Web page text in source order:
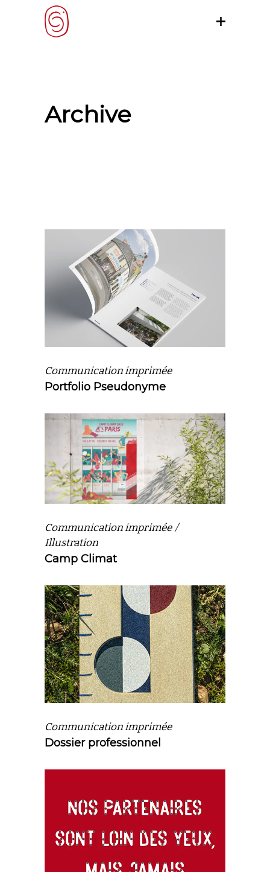
Archive
Communication imprimée
Portfolio Pseudonyme
Communication imprimée
Illustration
Camp Climat
Communication imprimée
Dossier professionnel